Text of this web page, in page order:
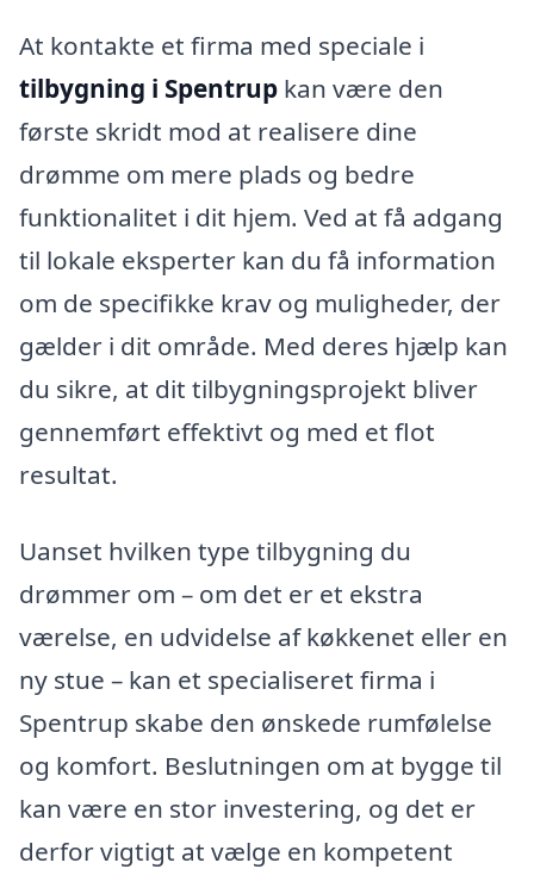
At kontakte et firma med speciale i
tilbygning i Spentrup kan være den
første skridt mod at realisere dine
drømme om mere plads og bedre
funktionalitet i dit hjem. Ved at få adgang
til lokale eksperter kan du få information
om de specifikke krav og muligheder, der
gælder i dit område. Med deres hjælp kan
du sikre, at dit tilbygningsprojekt bliver
gennemført effektivt og med et flot
resultat.
Uanset hvilken type tilbygning du
drømmer om – om det er et ekstra
værelse, en udvidelse af køkkenet eller en
ny stue – kan et specialiseret firma i
Spentrup skabe den ønskede rumfølelse
og komfort. Beslutningen om at bygge til
kan være en stor investering, og det er
derfor vigtigt at vælge en kompetent